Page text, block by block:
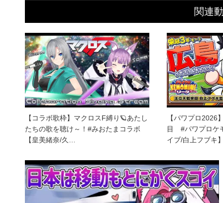
関連
【コラボ歌枠】マクロスF縛り🪐あたし
たちの歌を聴け～！#みおたまコラボ
【皇美緒奈/久…
【パワプロ2026
目 #パワプロケ
イブ/白上フブキ